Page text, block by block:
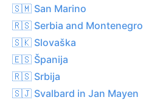
🇸🇲 San Marino
🇷🇸 Serbia and Montenegro
🇸🇰 Slovaška
🇪🇸 Španija
🇷🇸 Srbija
🇸🇯 Svalbard in Jan Mayen